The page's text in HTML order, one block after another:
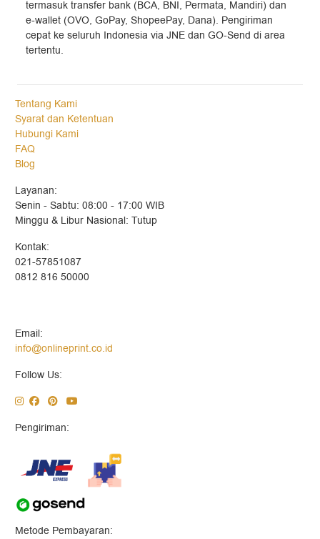
termasuk transfer bank (BCA, BNI, Permata, Mandiri) dan
e-wallet (OVO, GoPay, ShopeePay, Dana). Pengiriman
cepat ke seluruh Indonesia via JNE dan GO-Send di area
tertentu.
Tentang Kami
Syarat dan Ketentuan
Hubungi Kami
FAQ
Blog
Layanan:
Senin - Sabtu: 08:00 - 17:00 WIB
Minggu & Libur Nasional: Tutup
Kontak:
021-57851087
0812 816 50000
Email:
info@onlineprint.co.id
Follow Us:
Pengiriman:
Metode Pembayaran: